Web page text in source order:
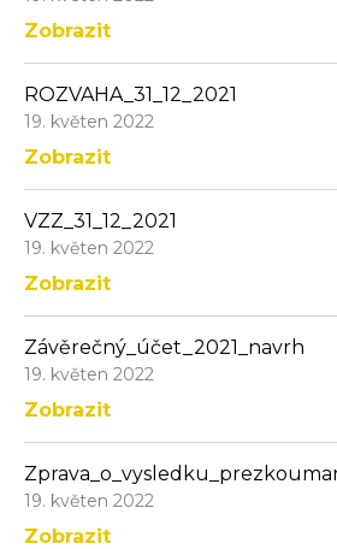
Zobrazit
ROZVAHA_31_12_2021
19. květen 2022
Zobrazit
VZZ_31_12_2021
19. květen 2022
Zobrazit
Závěrečný_účet_2021_navrh
19. květen 2022
Zobrazit
19. květen 2022
Zobrazit